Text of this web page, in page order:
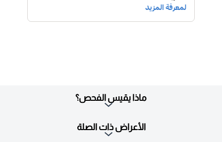
ماذا يقيس الفحص؟
الأعراض ذات الصلة